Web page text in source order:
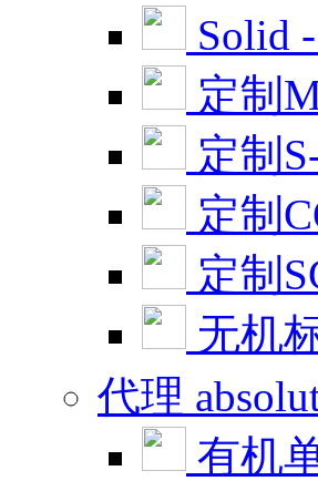
Solid
定制
定制
定制
定制
无机
代理
有机